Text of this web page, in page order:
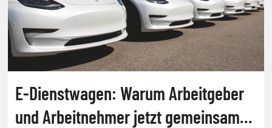
E-Dienstwagen: Warum Arbeitgeber
und Arbeitnehmer jetzt gemeinsam